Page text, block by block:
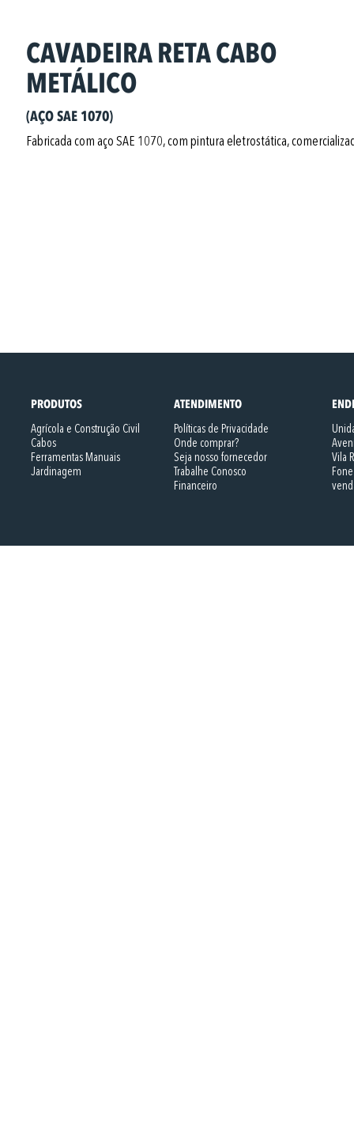
CAVADEIRA RETA CABO
METÁLICO
(AÇO SAE 1070)
Fabricada com aço SAE 1070, com pintura eletrostática,c
PRODUTOS ATENDIMENTO
Agrícola e Construção Civil
Cabos
Ferramentas Manuais
Jardinagem
Políticas de Privacidade
Onde comprar?
Seja nosso fornecedor
Trabalhe Conosco
Financeiro
Vila